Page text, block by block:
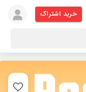
خرید اشتراک